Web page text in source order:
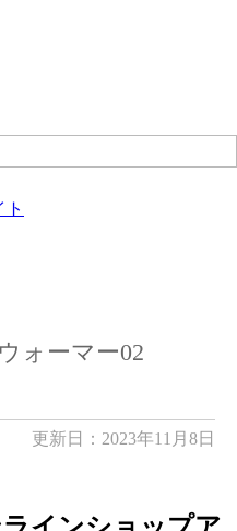
ォーマー02
更新日：2023年11月8日